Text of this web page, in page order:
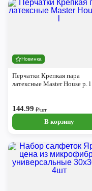
Новинка
Перчатки Крепкая пара
латексные Master House р. l
144.99 ₽/шт
В корзину